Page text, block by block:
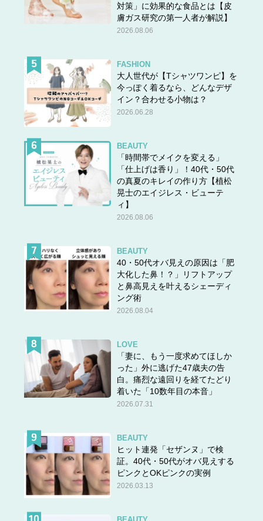
対策」に効果的な食品とは【皮
膚ガス研究の第一人者が解説】
2026.08.06
FASHION
大人世代が【Tシャツワンピ】を
今っぽく着るなら、どんなデザ
イン？合わせる小物は？
2026.06.28
BEAUTY
「時間帯でメイクを変える」
「仕上げは香り」！40代・50代
の真夏のキレイの作り方【植松
晃士のエイジレス・ビューテ
ィ】
2026.08.06
BEAUTY
40・50代オバ見えの原因は「肥
大化した鼻！？」リフトアップ
と鼻高見えを叶えるシェーディ
ング術
2026.08.04
LOVE
「妻に、もう一度求めてほしか
った」外に逃げた47歳夫の告
白。痛烈な遠回りを経てたどり
着いた「10数年目の本音」
2026.07.31
BEAUTY
ヒット連発「セザンヌ」で検
証。40代・50代がオバ見えする
ピンクとOKピンクの実例
2026.03.13